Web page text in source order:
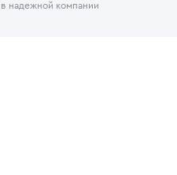
надежной компании